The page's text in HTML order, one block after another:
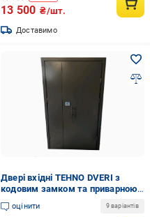
13 500 ₴/шт.
Доставимо
Двері вхідні TEHNO DVERI з
кодовим замком та приварною
ручкою праві металеві
дволистові полуторні 1200х2050
оцінити 9 варіантів